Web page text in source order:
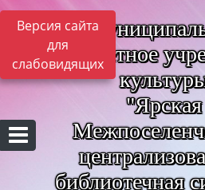
Версия сайта
для
слабовидящих
бюджетное
"Ярская
библиотечная